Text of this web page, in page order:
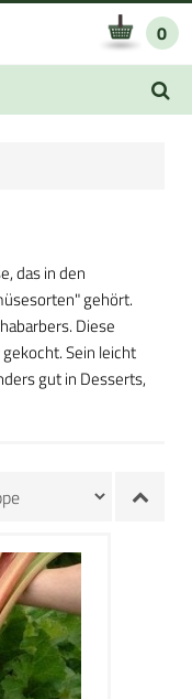
0
das in den
gehört.
Diese
Sein leicht
gut in Desserts,